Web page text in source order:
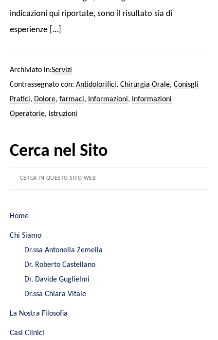
indicazioni qui riportate, sono il risultato sia di
esperienze […]
Archiviato in:Servizi
Contrassegnato con: Antidolorifici, Chirurgia Orale, Conisgli
Pratici, Dolore, farmaci, Informazioni,
Informazioni
Operatorie, Istruzioni
Cerca nel Sito
Home
Chi Siamo
Dr.ssa Antonella Zemella
Dr. Roberto Castellano
Dr. Davide Guglielmi
Dr.ssa Chiara Vitale
La Nostra Filosofia
Casi Clinici